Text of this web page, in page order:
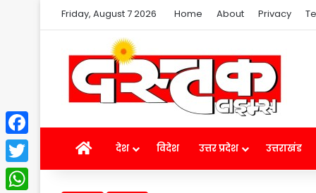
Friday, August 7 2026 Home About Privacy
Homeदेश विदेश उत्तर प्रदेश उत्तराखंड
Facebook
Twitter